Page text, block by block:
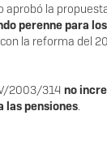
aprobó la
perenne para
la reforma del
2003/314 no
las pensiones.